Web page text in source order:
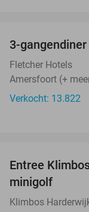
3-
Fletcher Hotels
Amersfoort (+
Verkocht: 13.822
Entree
minigolf
Klimbos